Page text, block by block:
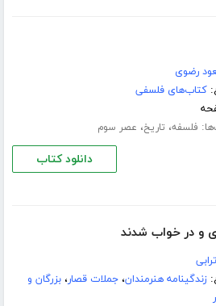
رضوی
کتاب‌های فلسفی
فلسفه، تاریخ، عصر سوم
دانلود کتاب
و در خواب شدند
زندگینامه هنرمندان،جملات قصار،بزرگان و